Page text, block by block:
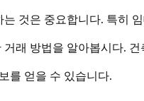
것은 중요합니다. 특히
래 방법을 알아봅시다.
를 얻을 수 있습니다.